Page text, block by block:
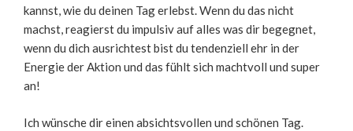
kannst, wie du deinen Tag erlebst. Wenn du das nicht
machst, reagierst du impulsiv auf alles was dir begegnet,
wenn du dich ausrichtest bist du tendenziell ehr in der
Energie der Aktion und das fühlt sich machtvoll und super
an!
Ich wünsche dir einen absichtsvollen und schönen Tag.